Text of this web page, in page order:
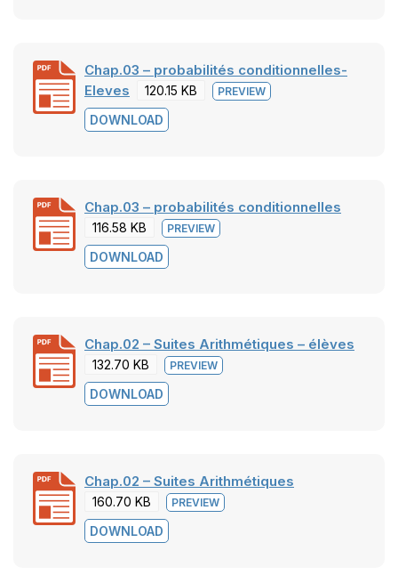
Chap.03 – probabilités conditionnelles-
Eleves
120.15 KB PREVIEW
DOWNLOAD
Chap.03 – probabilités conditionnelles
116.58 KB PREVIEW
DOWNLOAD
Chap.02 – Suites Arithmétiques – élèves
132.70 KB PREVIEW
DOWNLOAD
Chap.02 – Suites Arithmétiques
160.70 KB PREVIEW
DOWNLOAD